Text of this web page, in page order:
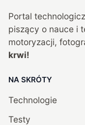
Portal
piszący o nauce i
motoryzacji,
krwi!
NA SKRÓTY
Technologie
Testy